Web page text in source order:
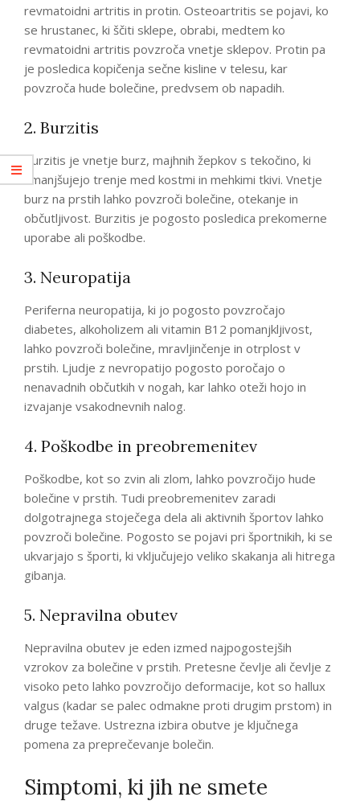
revmatoidni artritis in protin. Osteoartritis se pojavi, ko
se hrustanec, ki ščiti sklepe, obrabi, medtem ko
revmatoidni artritis povzroča vnetje sklepov. Protin pa
je posledica kopičenja sečne kisline v telesu, kar
povzroča hude bolečine, predvsem ob napadih.
2. Burzitis
Burzitis je vnetje burz, majhnih žepkov s tekočino, ki
zmanjšujejo trenje med kostmi in mehkimi tkivi. Vnetje
burz na prstih lahko povzroči bolečine, otekanje in
občutljivost. Burzitis je pogosto posledica prekomerne
uporabe ali poškodbe.
3. Neuropatija
Periferna neuropatija, ki jo pogosto povzročajo
diabetes, alkoholizem ali vitamin B12 pomanjkljivost,
lahko povzroči bolečine, mravljinčenje in otrplost v
prstih. Ljudje z nevropatijo pogosto poročajo o
nenavadnih občutkih v nogah, kar lahko oteži hojo in
izvajanje vsakodnevnih nalog.
4. Poškodbe in preobremenitev
Poškodbe, kot so zvin ali zlom, lahko povzročijo hude
bolečine v prstih. Tudi preobremenitev zaradi
dolgotrajnega stoječega dela ali aktivnih športov lahko
povzroči bolečine. Pogosto se pojavi pri športnikih, ki se
ukvarjajo s športi, ki vključujejo veliko skakanja ali hitrega
gibanja.
5. Nepravilna obutev
Nepravilna obutev je eden izmed najpogostejših
vzrokov za bolečine v prstih. Pretesne čevlje ali čevlje z
visoko peto lahko povzročijo deformacije, kot so hallux
valgus (kadar se palec odmakne proti drugim prstom) in
druge težave. Ustrezna izbira obutve je ključnega
pomena za preprečevanje bolečin.
Simptomi, ki jih ne smete